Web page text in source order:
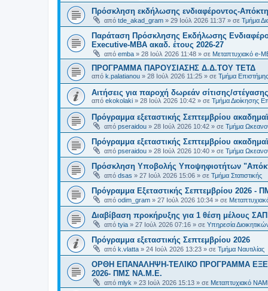
Πρόσκληση εκδήλωσης ενδιαφέροντος-
από tde_akad_gram » 29 Ιούλ 2026 11:37 » σε Τμήμα
Παράταση Πρόσκλησης Εκδήλωσης
Executive-MBΑ ακαδ. έτους 2026-27
από emba » 28 Ιούλ 2026 11:48 » σε Μεταπτυχιακό e-
ΠΡΟΓΡΑΜΜΑ ΠΑΡΟΥΣΙΑΣΗΣ Δ.Δ.ΤΟΥ ΤΕΤΔ
από k.palatianou » 28 Ιούλ 2026 11:25 » σε Τμήμα
Αιτήσεις για παροχή δωρεάν σίτισης/
από ekokolaki » 28 Ιούλ 2026 10:42 » σε Τμήμα Διοίκησης
Πρόγραμμα εξεταστικής Σεπτεμβρίου
από pseraidou » 28 Ιούλ 2026 10:42 » σε Τμήμα
Πρόγραμμα εξεταστικής Σεπτεμβρίου
από pseraidou » 28 Ιούλ 2026 10:40 » σε Τμήμα
Πρόσκληση Υποβολής Υποψηφιοτήτων
από dsas » 27 Ιούλ 2026 15:06 » σε Τμήμα Στατιστικής
Πρόγραμμα Εξεταστικής Σεπτεμβρίου 2026 -
από odim_gram » 27 Ιούλ 2026 10:34 » σε
Διαβίβαση προκήρυξης για 1 θέση μέλους
από tyia » 27 Ιούλ 2026 07:16 » σε Υπηρεσία
Πρόγραμμα εξεταστικής Σεπτεμβρίου 2026
από k.vlatta » 24 Ιούλ 2026 13:23 » σε Τμήμα Ναυτιλίας
ΟΡΘΗ ΕΠΑΝΑΛΗΨΗ-ΤΕΛΙΚΟ ΠΡΟΓΡΑΜΜΑ
2026- ΠΜΣ ΝΑ.Μ.Ε.
από mlyk » 23 Ιούλ 2026 15:13 » σε Μεταπτυχιακό